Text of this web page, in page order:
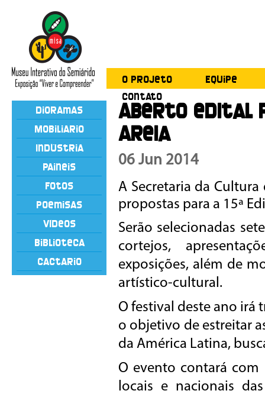
O Projeto
Equipe
Contato
Dioramas
Mobiliário
Indústria
Painéis
Fotos
Poemisas
Vídeos
Biblioteca
Cactário
Aberto edital
Areia
06 Jun 2014
A Secretaria da
propostas para a 15ª
Serão selecionadas
cortejos,
exposições, além de
artístico-cultural.
O festival deste ano irá
o objetivo de estreitar
da América Latina,
O evento contará com
locais e nacionais